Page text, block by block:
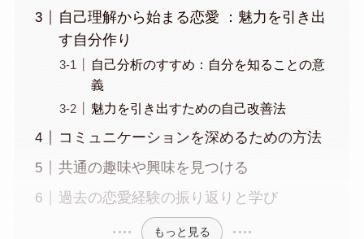
自己理解から始まる恋愛 ：魅力を引き出
す自分作り
自己分析のすすめ：自分を知ることの意
義
魅力を引き出すための自己改善法
コミュニケーションを深めるための方法
共通の趣味や興味を見つける
過去の恋愛経験の振り返りと学び
もっと見る